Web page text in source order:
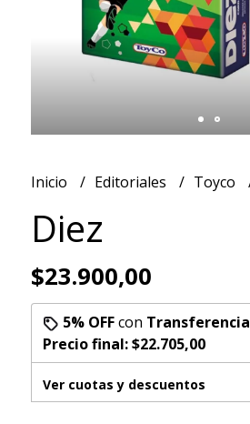
Inicio Editoriales Toyco
Diez
$23.900,00
5% OFFcon Transferencia
Precio final:$22.705,00
Ver cuotas y descuentos